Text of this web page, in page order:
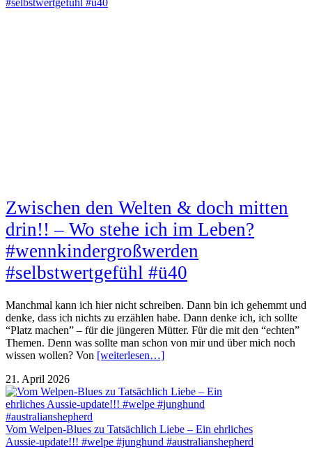
Zwischen den Welten & doch mitten
drin!! – Wo stehe ich im Leben?
#wennkindergroßwerden
#selbstwertgefühl #ü40
Manchmal kann ich hier nicht schreiben. Dann bin ich gehemmt und
denke, dass ich nichts zu erzählen habe. Dann denke ich, ich sollte
“Platz machen” – für die jüngeren Mütter. Für die mit den “echten”
Themen. Denn was sollte man schon von mir und über mich noch
wissen wollen? Von [weiterlesen…]
21. April 2026
Vom Welpen-Blues zu Tatsächlich Liebe – Ein ehrliches
Aussie-update!!! #welpe #junghund #australianshepherd